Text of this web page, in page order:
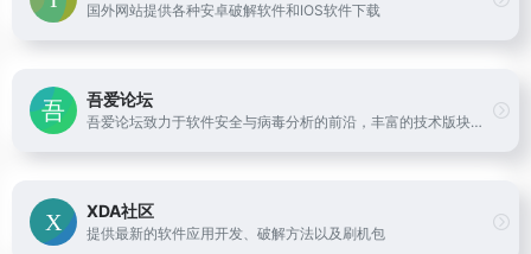
国外网站提供各种安卓破解软件和IOS软件下载
吾爱论坛
吾爱论坛致力于软件安全与病毒分析的前沿，丰富的技术版块交相辉映，由无数热衷于软件加密解密及反病毒爱好者共同维护
XDA社区
提供最新的软件应用开发、破解方法以及刷机包